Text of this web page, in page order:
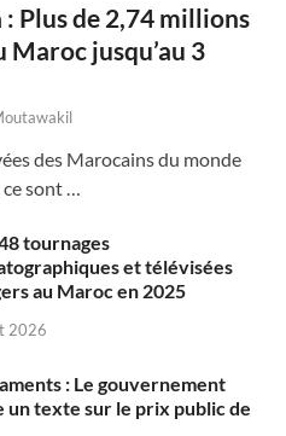
Plus de 2,74 millions
Maroc jusqu’au 3
des Marocains du monde
ce sont …
tournages
et télévisées
au Maroc en 2025
2026
: Le gouvernement
un texte sur le prix public de